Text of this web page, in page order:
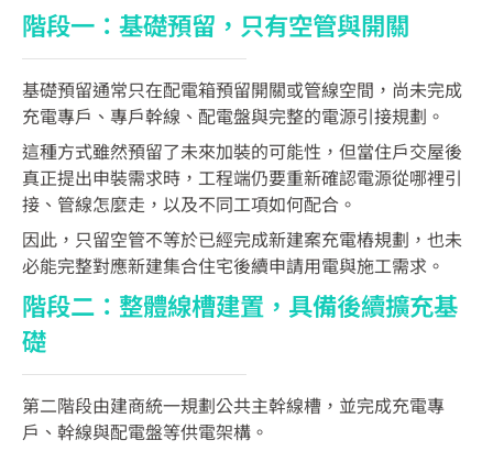
階段一：基礎預留，只有空管與開關
基礎預留通常只在配電箱預留開關或管線空間，尚未完成
充電專戶、專戶幹線、配電盤與完整的電源引接規劃。
這種方式雖然預留了未來加裝的可能性，但當住戶交屋後
真正提出申裝需求時，工程端仍要重新確認電源從哪裡引
接、管線怎麼走，以及不同工項如何配合。
因此，只留空管不等於已經完成新建案充電樁規劃，也未
必能完整對應新建集合住宅後續申請用電與施工需求。
階段二：整體線槽建置，具備後續擴充基
礎
第二階段由建商統一規劃公共主幹線槽，並完成充電專
戶、幹線與配電盤等供電架構。